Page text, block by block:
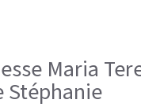
Maria
Stéphanie